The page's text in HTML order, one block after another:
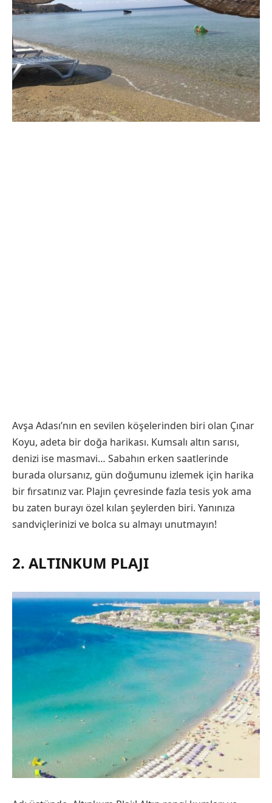
Avşa Adası’nın en sevilen köşelerinden biri olan Çınar
Koyu, adeta bir doğa harikası. Kumsalı altın sarısı,
denizi ise masmavi… Sabahın erken saatlerinde
burada olursanız, gün doğumunu izlemek için harika
bir fırsatınız var. Plajın çevresinde fazla tesis yok ama
bu zaten burayı özel kılan şeylerden biri. Yanınıza
sandviçlerinizi ve bolca su almayı unutmayın!
2. ALTINKUM PLAJI